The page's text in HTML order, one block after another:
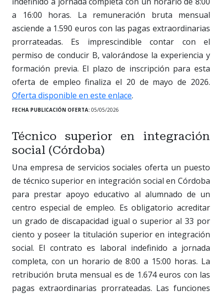
a 16:00 horas. La remuneración bruta mensual
asciende a 1.590 euros con las pagas extraordinarias
prorrateadas. Es imprescindible contar con el
permiso de conducir B, valorándose la experiencia y
formación previa. El plazo de inscripción para esta
oferta de empleo finaliza el 20 de mayo de 2026.
Oferta disponible en este enlace.
FECHA PUBLICACIÓN OFERTA: 05/05/2026
Técnico superior en integración
social (Córdoba)
Una empresa de servicios sociales oferta un puesto
de técnico superior en integración social en Córdoba
para prestar apoyo educativo al alumnado de un
centro especial de empleo. Es obligatorio acreditar
un grado de discapacidad igual o superior al 33 por
ciento y poseer la titulación superior en integración
social. El contrato es laboral indefinido a jornada
completa, con un horario de 8:00 a 15:00 horas. La
retribución bruta mensual es de 1.674 euros con las
pagas extraordinarias prorrateadas. Las funciones